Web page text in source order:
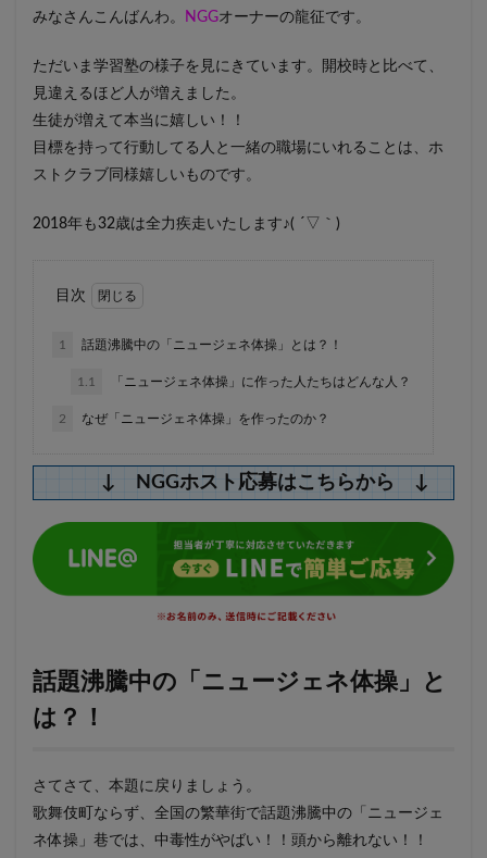
みなさんこんばんわ。 NGGオーナーの龍征です。
ただいま学習塾の様子を見にきています。開校時と比べて、
見違えるほど人が増えました。
生徒が増えて本当に嬉しい！！
目標を持って行動してる人と一緒の職場にいれることは、ホ
ストクラブ同様嬉しいものです。
2018年も32歳は全力疾走いたします♪( ´▽｀)
目次
1 話題沸騰中の「ニュージェネ体操」とは？！
1.1 「ニュージェネ体操」に作った人たちはどんな人？
2 なぜ「ニュージェネ体操」を作ったのか？
↓ NGGホスト応募はこちらから ↓
話題沸騰中の「ニュージェネ体操」と
は？！
さてさて、本題に戻りましょう。
歌舞伎町ならず、全国の繁華街で話題沸騰中の「ニュージェ
ネ体操」巷では、中毒性がやばい！！頭から離れない！！